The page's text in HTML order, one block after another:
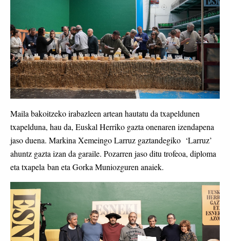
Maila bakoitzeko irabazleen artean hautatu da txapeldunen
txapelduna, hau da, Euskal Herriko gazta onenaren izendapena
jaso duena. Markina Xemeingo Larruz gaztandegiko ‘Larruz’
ahuntz gazta izan da garaile. Pozarren jaso ditu trofeoa, diploma
eta txapela ban eta Gorka Muniozguren anaiek.